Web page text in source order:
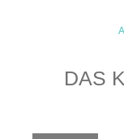
DAS